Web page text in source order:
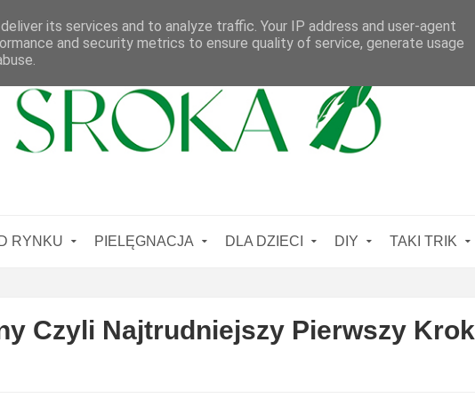
RYNKU PIELĘGNACJA DLA DZIECI DIY TAKI TRIK
Czyli Najtrudniejszy Pierwszy Krok
its services and to analyze traffic. Your IP address and user-agent
and security metrics to ensure quality of service, generate usage